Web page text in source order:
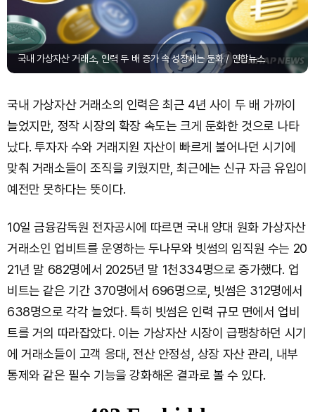
국내 가상자산 거래소, 인력 두 배 증가 속 성장세는 둔화 / 연합뉴스
국내 가상자산 거래소의 인력은 최근 4년 사이 두 배 가까이
늘었지만, 정작 시장의 확장 속도는 크게 둔화한 것으로 나타
났다. 투자자 수와 거래지원 자산이 빠르게 불어나던 시기에
맞춰 거래소들이 조직을 키웠지만, 최근에는 신규 자금 유입이
예전만 못하다는 뜻이다.
10일 금융감독원 전자공시에 따르면 국내 양대 원화 가상자산
거래소인 업비트를 운영하는 두나무와 빗썸의 임직원 수는 20
21년 말 682명에서 2025년 말 1천334명으로 증가했다. 업
비트는 같은 기간 370명에서 696명으로, 빗썸은 312명에서
638명으로 각각 늘었다. 특히 빗썸은 인력 규모 면에서 업비
트를 거의 따라잡았다. 이는 가상자산 시장이 급팽창하던 시기
에 거래소들이 고객 응대, 전산 안정성, 상장 자산 관리, 내부
통제와 같은 필수 기능을 강화해온 결과로 볼 수 있다.